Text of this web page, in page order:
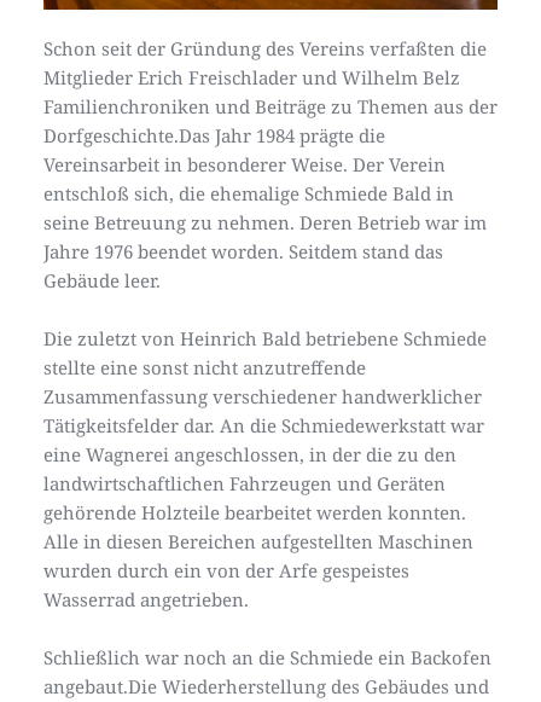
Schon seit der Gründung des Vereins verfaßten die
Mitglieder Erich Freischlader und Wilhelm Belz
Familienchroniken und Beiträge zu Themen aus der
Dorfgeschichte.Das Jahr 1984 prägte die
Vereinsarbeit in besonderer Weise. Der Verein
entschloß sich, die ehemalige Schmiede Bald in
seine Betreuung zu nehmen. Deren Betrieb war im
Jahre 1976 beendet worden. Seitdem stand das
Gebäude leer.
Die zuletzt von Heinrich Bald betriebene Schmiede
stellte eine sonst nicht anzutreffende
Zusammenfassung verschiedener handwerklicher
Tätigkeitsfelder dar. An die Schmiedewerkstatt war
eine Wagnerei angeschlossen, in der die zu den
landwirtschaftlichen Fahrzeugen und Geräten
gehörende Holzteile bearbeitet werden konnten.
Alle in diesen Bereichen aufgestellten Maschinen
wurden durch ein von der Arfe gespeistes
Wasserrad angetrieben.
Schließlich war noch an die Schmiede ein Backofen
angebaut.Die Wiederherstellung des Gebäudes und